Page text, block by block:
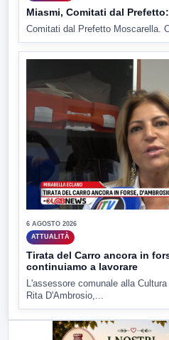
Miasmi, Comitati dal
Comitati dal Prefetto Moscarella.
6 AGOSTO 2026
ATTUALITÀ
Tirata del Carro ancora in
continuiamo a lavorare
L'assessore comunale alla
Rita D'Ambrosio,...